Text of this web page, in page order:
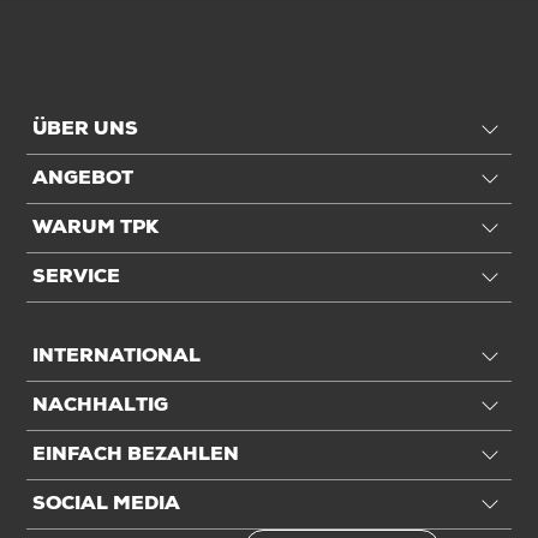
Einheiten
Einheiten
Alle Angaben ohne Gewähr, Druckfehler vorbehalten.
ÜBER UNS
ANGEBOT
WARUM TPK
SERVICE
INTERNATIONAL
NACHHALTIG
EINFACH BEZAHLEN
SOCIAL MEDIA